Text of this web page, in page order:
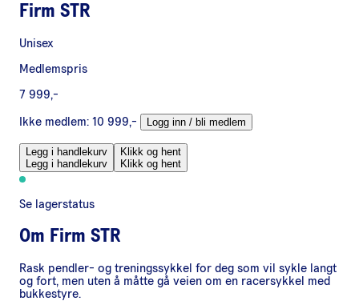
Firm STR
Unisex
Medlemspris
7 999,-
Ikke medlem: 10 999,- Logg inn / bli medlem
Legg i handlekurv
Legg i handlekurv
Klikk og hent
Klikk og hent
Se lagerstatus
Om Firm STR
Rask pendler- og treningssykkel for deg som vil sykle langt
og fort, men uten å måtte gå veien om en racersykkel med
bukkestyre.